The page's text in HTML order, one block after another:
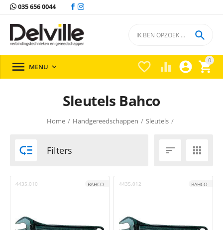
035 656 0044
0


 

 MENU 
Sleutels Bahco
Home / Handgereedschappen / Sleutels /
 Filters  
4435.010 BAHCO 4435.012 BAHCO